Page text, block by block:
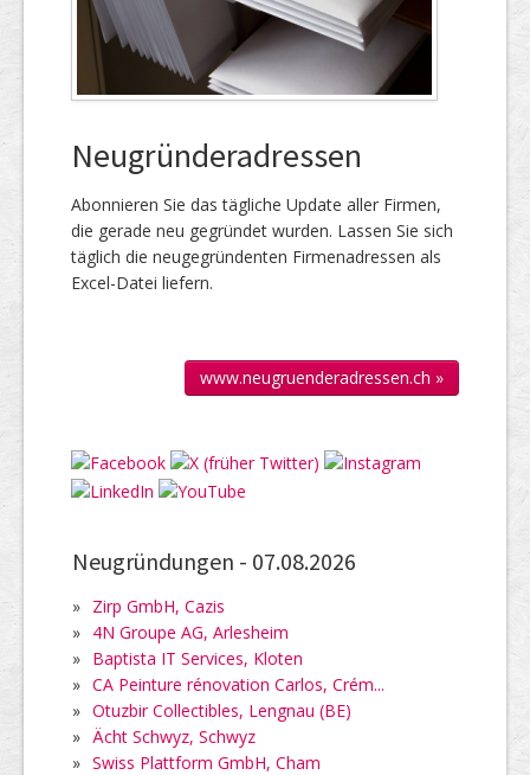
Neugründeradressen
Abonnieren Sie das täg­liche Up­date aller Firmen,
die gerade neu ge­gründet wur­den. Lassen Sie sich
täglich die neu­gegründenten Firmen­adressen als
Excel-Datei liefern.
www.neugruenderadressen.ch »
Neugründungen - 07.08.2026
» Zirp GmbH, Cazis
» 4N Groupe AG, Arlesheim
» Baptista IT Services, Kloten
» CA Peinture rénovation Carlos, Crém...
» Otuzbir Collectibles, Lengnau (BE)
» Ächt Schwyz, Schwyz
» Swiss Plattform GmbH, Cham